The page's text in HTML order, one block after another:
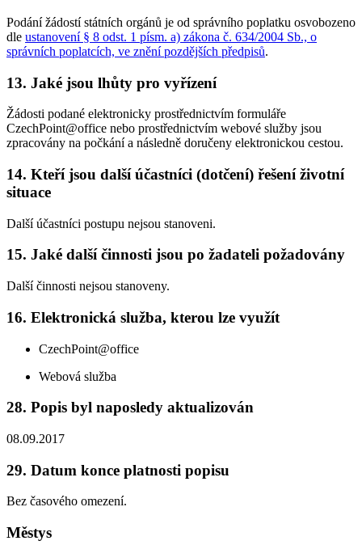
Podání žádostí státních orgánů je od správního poplatku osvobozeno
dle ustanovení § 8 odst. 1 písm. a) zákona č. 634/2004 Sb., o
správních poplatcích, ve znění pozdějších předpisů.
13. Jaké jsou lhůty pro vyřízení
Žádosti podané elektronicky prostřednictvím formuláře
CzechPoint@office nebo prostřednictvím webové služby jsou
zpracovány na počkání a následně doručeny elektronickou cestou.
14. Kteří jsou další účastníci (dotčení) řešení životní
situace
Další účastníci postupu nejsou stanoveni.
15. Jaké další činnosti jsou po žadateli požadovány
Další činnosti nejsou stanoveny.
16. Elektronická služba, kterou lze využít
CzechPoint@office
Webová služba
28. Popis byl naposledy aktualizován
08.09.2017
29. Datum konce platnosti popisu
Bez časového omezení.
Městys